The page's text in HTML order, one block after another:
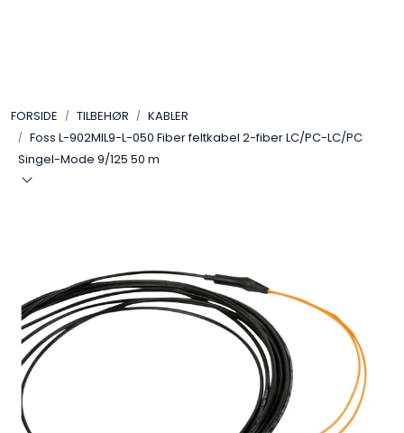
FORSIDE TILBEHØR
KABLER
Foss L-902MIL9-L-050 Fiber feltkabel 2-fiber LC/PC-LC/PC
Singel-Mode 9/125 50 m
LYD
LYS
VAREMERKER
AKTUELT
BRUKT
SAMTALEROM